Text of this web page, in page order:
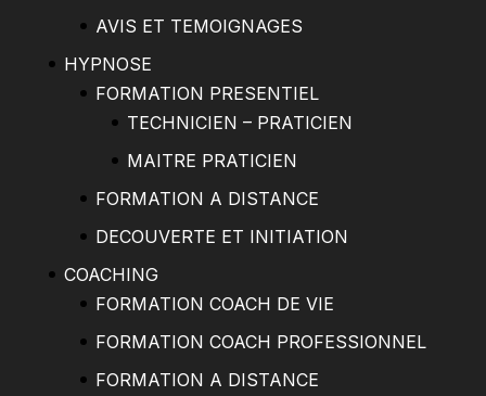
AVIS ET TEMOIGNAGES
HYPNOSE
FORMATION PRESENTIEL
TECHNICIEN – PRATICIEN
MAITRE PRATICIEN
FORMATION A DISTANCE
DECOUVERTE ET INITIATION
COACHING
FORMATION COACH DE VIE
FORMATION COACH PROFESSIONNEL
FORMATION A DISTANCE